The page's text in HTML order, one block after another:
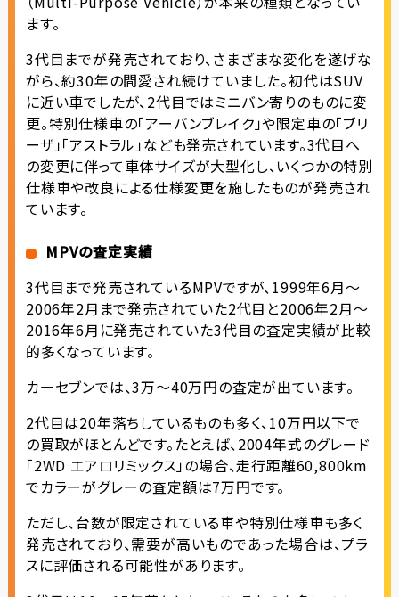
ます。
3代目までが発売されており、さまざまな変化を遂げな
がら、約30年の間愛され続けていました。初代はSUV
に近い車でしたが、2代目ではミニバン寄りのものに変
更。特別仕様車の「アーバンブレイク」や限定車の「ブリ
ーザ」「アストラル」なども発売されています。3代目へ
の変更に伴って車体サイズが大型化し、いくつかの特別
仕様車や改良による仕様変更を施したものが発売され
ています。
MPVの査定実績
3代目まで発売されているMPVですが、1999年6月〜
2006年2月まで発売されていた2代目と2006年2月〜
2016年6月に発売されていた3代目の査定実績が比較
的多くなっています。
カーセブンでは、3万〜40万円の査定が出ています。
2代目は20年落ちしているものも多く、10万円以下で
の買取がほとんどです。たとえば、2004年式のグレード
「2WD エアロリミックス」の場合、走行距離60,800km
でカラーがグレーの査定額は7万円です。
ただし、台数が限定されている車や特別仕様車も多く
発売されており、需要が高いものであった場合は、プラ
スに評価される可能性があります。